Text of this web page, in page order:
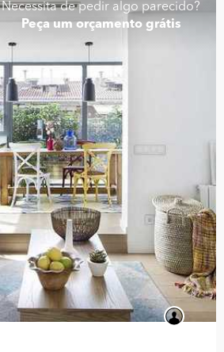
Necessita de pedir algo parecido?
Peça um orçamento grátis